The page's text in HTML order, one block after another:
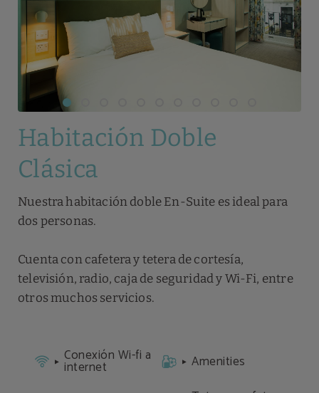
Habitación Doble
Clásica
Nuestra habitación doble En-Suite es ideal para
dos personas.
Cuenta con cafetera y tetera de cortesía,
televisión, radio, caja de seguridad y Wi-Fi, entre
otros muchos servicios.
Conexión Wi-fi a
internet Amenities